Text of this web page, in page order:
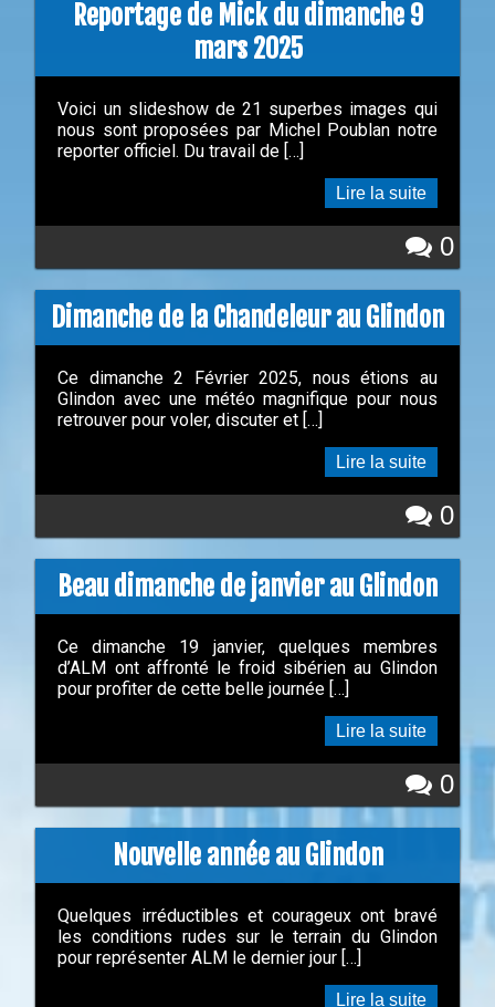
Reportage de Mick du dimanche 9
mars 2025
Voici un slideshow de 21 superbes images qui
nous sont proposées par Michel Poublan notre
reporter officiel. Du travail de […]
Lire la suite
0
Dimanche de la Chandeleur au Glindon
Ce dimanche 2 Février 2025, nous étions au
Glindon avec une météo magnifique pour nous
retrouver pour voler, discuter et […]
Lire la suite
0
Beau dimanche de janvier au Glindon
Ce dimanche 19 janvier, quelques membres
d’ALM ont affronté le froid sibérien au Glindon
pour profiter de cette belle journée […]
Lire la suite
0
Nouvelle année au Glindon
Quelques irréductibles et courageux ont bravé
les conditions rudes sur le terrain du Glindon
pour représenter ALM le dernier jour […]
Lire la suite